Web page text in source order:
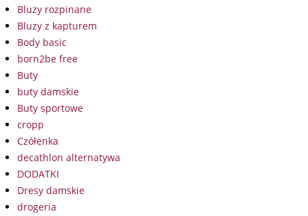
Bluzy rozpinane
Bluzy z kapturem
Body basic
born2be free
Buty
buty damskie
Buty sportowe
cropp
Czółenka
decathlon alternatywa
DODATKI
Dresy damskie
drogeria